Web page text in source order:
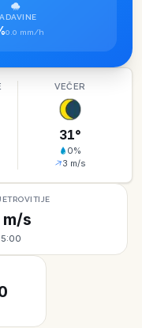
0.0 mm/h
VEČER
31°
0%
3 m/s
m/s